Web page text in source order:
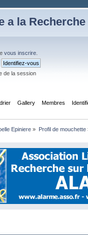
a la
vous inscrire
de la session
Gallery Membres
Epiniere » Profil de mouchette